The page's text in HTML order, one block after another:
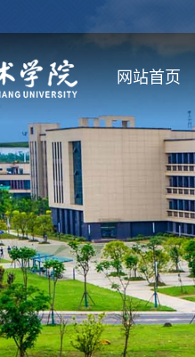
网站首页